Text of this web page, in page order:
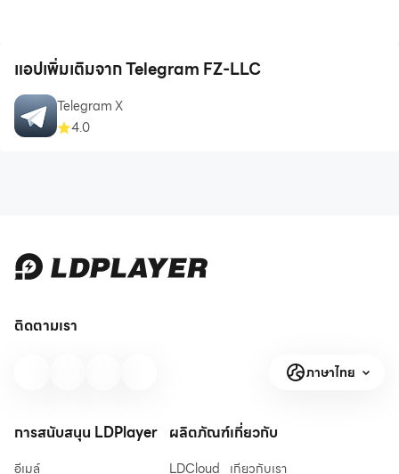
แอปเพิ่มเติมจาก Telegram FZ-LLC
Telegram X
4.0
ติดตามเรา
ภาษาไทย
การสนับสนุน LDPlayer
อีเมล์
ผลิตภัณฑ์
LDCloud
เกี่ยวกับ
เกี่ยวกับเรา